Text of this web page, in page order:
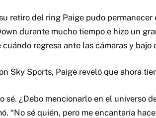
retiro del ring Paige pudo permanecer
durante mucho tiempo e hizo un
cuándo regresa ante las cámaras y bajo
Sky Sports, Paige reveló que ahora
sé. ¿Debo mencionarlo en el universo
“No sé quién, pero me encantaría